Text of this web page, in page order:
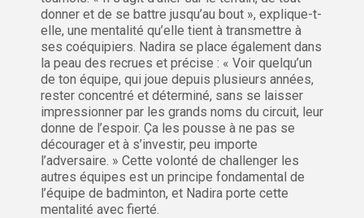
donner et de se battre jusqu’au bout », explique-t-
elle, une mentalité qu’elle tient à transmettre à
ses coéquipiers. Nadira se place également dans
la peau des recrues et précise : « Voir quelqu’un
de ton équipe, qui joue depuis plusieurs années,
rester concentré et déterminé, sans se laisser
impressionner par les grands noms du circuit, leur
donne de l’espoir. Ça les pousse à ne pas se
décourager et à s’investir, peu importe
l’adversaire. » Cette volonté de challenger les
autres équipes est un principe fondamental de
l’équipe de badminton, et Nadira porte cette
mentalité avec fierté.